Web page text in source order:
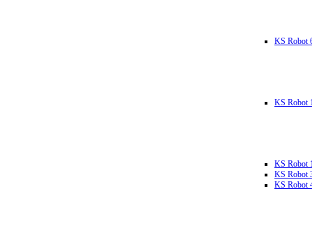
KS Robot
KS Robot
KS Robot
KS Robot
KS Robot